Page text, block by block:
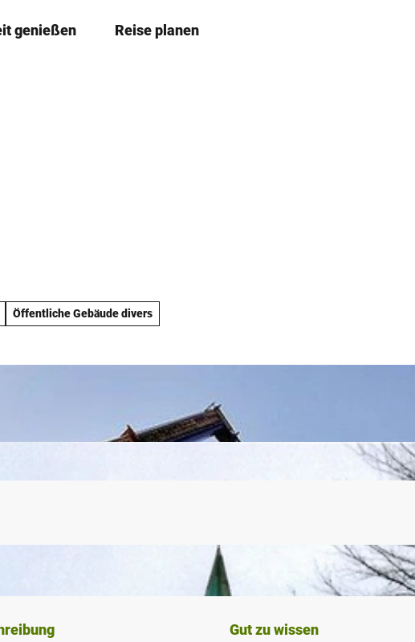
genießen Reise planen
Öffentliche Gebäude divers
Gut zu wissen